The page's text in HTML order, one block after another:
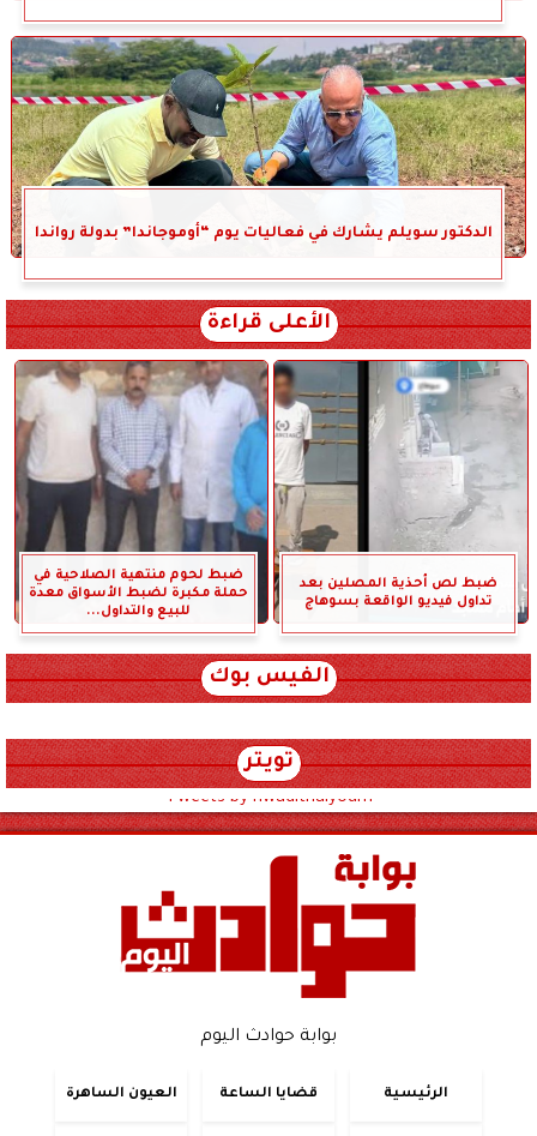
الدكتور سويلم يشارك في فعاليات يوم “أوموجاندا” بدولة رواندا
الأعلى قراءة
ضبط لص أحذية المصلين بعد
تداول فيديو الواقعة بسوهاج
ضبط لحوم منتهية الصلاحية في
حملة مكبرة لضبط الأسواق معدة
للبيع والتداول...
الفيس بوك
تويتر
Tweets by hwadithalyoum
بوابة حوادث اليوم
الرئيسية قضايا الساعة العيون الساهرة